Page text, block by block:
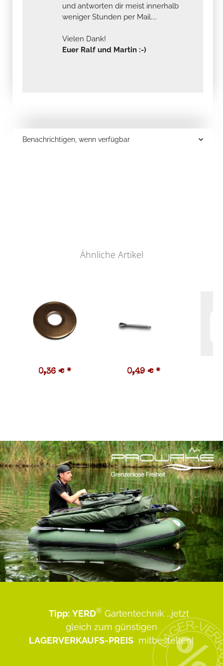
und antworten dir meist innerhalb
weniger Stunden per Mail....
Vielen Dank!
Euer Ralf und Martin :-)
Benachrichtigen, wenn verfügbar
Ähnliche Artikel
0,36 € * 0,49 € *
Tipp: YERD® Gartentechnik ...jetzt
gleich zum günstigen
LAGERVERKAUFS-PREIS mitbestellen!